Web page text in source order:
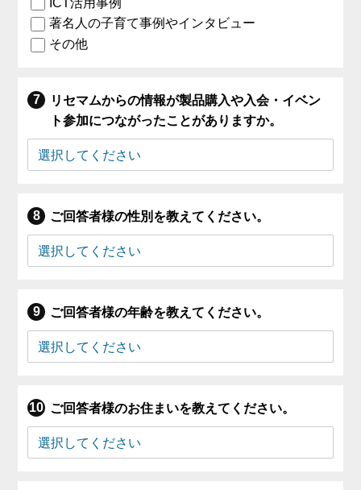
著名人の子育て事例やインタビュー
その他
リセマムからの情報が製品購入や入会・イベン
ト参加につながったことがありますか。
ご回答者様の性別を教えてください。
ご回答者様の年齢を教えてください。
ご回答者様のお住まいを教えてください。